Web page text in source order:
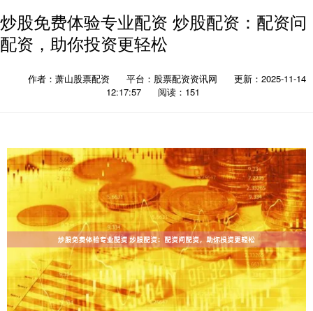
炒股免费体验专业配资 炒股配资：配资问
配资，助你投资更轻松
作者：萧山股票配资 平台：股票配资资讯网
更新：2025-11-14
12:17:57
阅读：151